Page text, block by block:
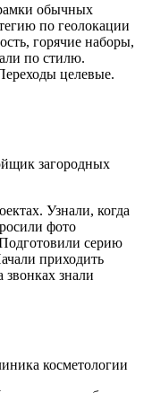
обычных
по геолокации
горячие наборы,
по стилю.
целевые.
загородных
Узнали, когда
фото
серию
приходить
звонках знали
косметологии